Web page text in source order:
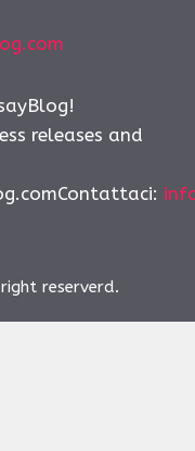
releases and
:
reserverd.